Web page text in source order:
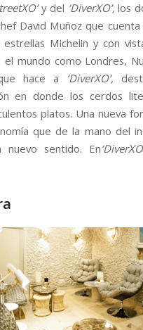
y del ‘DiverXO’,los
David Muñoz que
Michelin y con
mundo como Londres,
hace a ‘DiverXO’,
en donde los cerdos
platos. Una nueva
que de la mano del
nuevo sentido. En